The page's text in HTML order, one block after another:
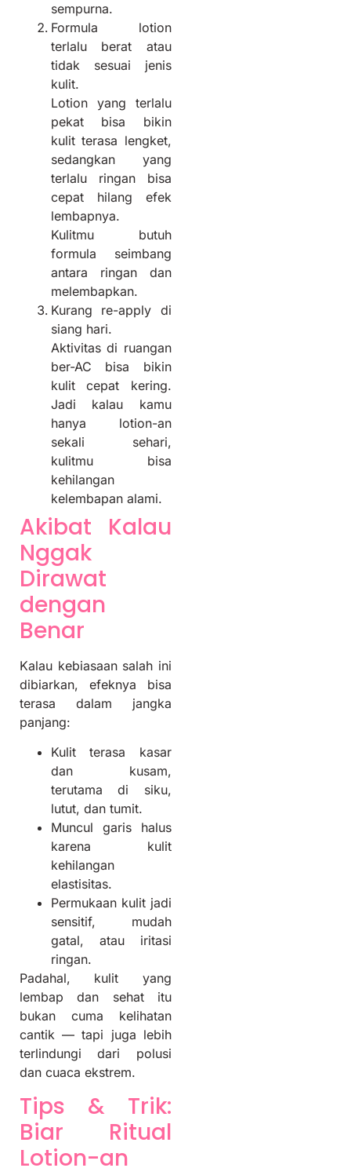
sempurna.
Formula lotion
terlalu berat atau
tidak sesuai jenis
kulit.
Lotion yang terlalu
pekat bisa bikin
kulit terasa lengket,
sedangkan yang
terlalu ringan bisa
cepat hilang efek
lembapnya.
Kulitmu butuh
formula seimbang
antara ringan dan
melembapkan.
Kurang re-apply di
siang hari.
Aktivitas di ruangan
ber-AC bisa bikin
kulit cepat kering.
Jadi kalau kamu
hanya lotion-an
sekali sehari,
kulitmu bisa
kehilangan
kelembapan alami.
Akibat Kalau
Nggak
Dirawat
dengan
Benar
Kalau kebiasaan salah ini
dibiarkan, efeknya bisa
terasa dalam jangka
panjang:
Kulit terasa kasar
dan kusam,
terutama di siku,
lutut, dan tumit.
Muncul garis halus
karena kulit
kehilangan
elastisitas.
Permukaan kulit jadi
sensitif, mudah
gatal, atau iritasi
ringan.
Padahal, kulit yang
lembap dan sehat itu
bukan cuma kelihatan
cantik — tapi juga lebih
terlindungi dari polusi
dan cuaca ekstrem.
Tips & Trik:
Biar Ritual
Lotion-an